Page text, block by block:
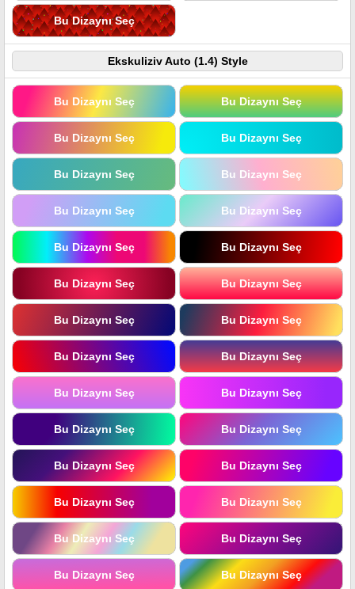
Bu Dizaynı Seç
Ekskuliziv Auto (1.4) Style
Bu Dizaynı Seç Bu Dizaynı Seç
Bu Dizaynı Seç Bu Dizaynı Seç
Bu Dizaynı Seç Bu Dizaynı Seç
Bu Dizaynı Seç Bu Dizaynı Seç
Bu Dizaynı Seç Bu Dizaynı Seç
Bu Dizaynı Seç Bu Dizaynı Seç
Bu Dizaynı Seç Bu Dizaynı Seç
Bu Dizaynı Seç Bu Dizaynı Seç
Bu Dizaynı Seç Bu Dizaynı Seç
Bu Dizaynı Seç Bu Dizaynı Seç
Bu Dizaynı Seç Bu Dizaynı Seç
Bu Dizaynı Seç Bu Dizaynı Seç
Bu Dizaynı Seç Bu Dizaynı Seç
Bu Dizaynı Seç Bu Dizaynı Seç